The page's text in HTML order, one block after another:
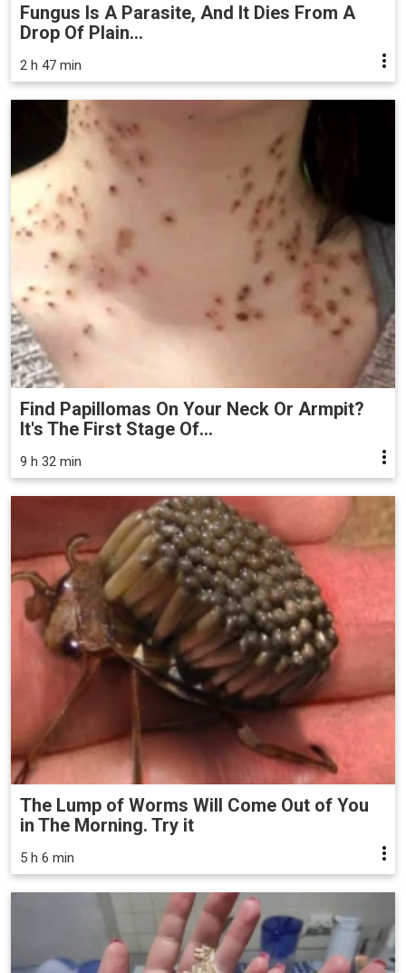
Fungus Is A Parasite, And It Dies From A
Drop Of Plain...
2 h 47 min
Find Papillomas On Your Neck Or Armpit?
It's The First Stage Of...
9 h 32 min
The Lump of Worms Will Come Out of You
in The Morning. Try it
5 h 6 min